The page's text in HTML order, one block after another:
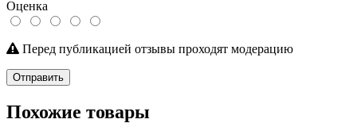
Оценка
Перед публикацией отзывы проходят модерацию
Отправить
Похожие товары